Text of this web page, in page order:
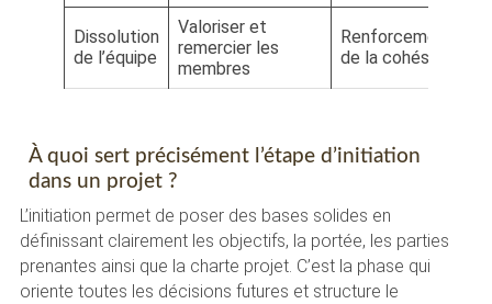
Dissolution
de l’équipe
Valoriser et
remercier les
membres
Renforcement
de la cohésion
À quoi sert précisément l’étape d’initiation
dans un projet ?
L’initiation permet de poser des bases solides en
définissant clairement les objectifs, la portée, les parties
prenantes ainsi que la charte projet. C’est la phase qui
oriente toutes les décisions futures et structure le